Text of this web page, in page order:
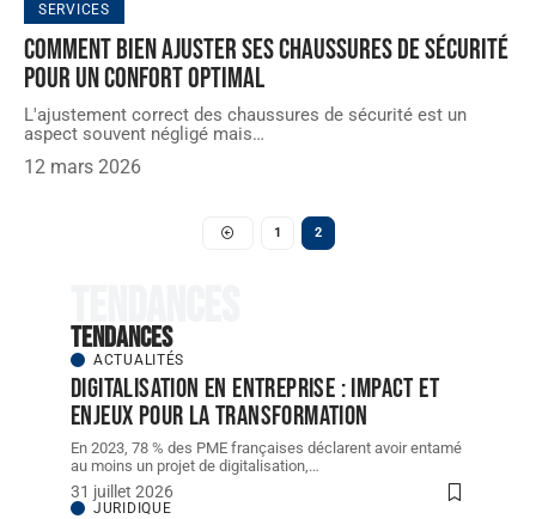
SERVICES
Comment bien ajuster ses chaussures de sécurité
pour un confort optimal
L'ajustement correct des chaussures de sécurité est un
aspect souvent négligé mais…
12 mars 2026
1 2
Tendances
ACTUALITÉS
Digitalisation en entreprise : impact et
enjeux pour la transformation
En 2023, 78 % des PME françaises déclarent avoir entamé
au moins un projet de digitalisation,…
31 juillet 2026
JURIDIQUE